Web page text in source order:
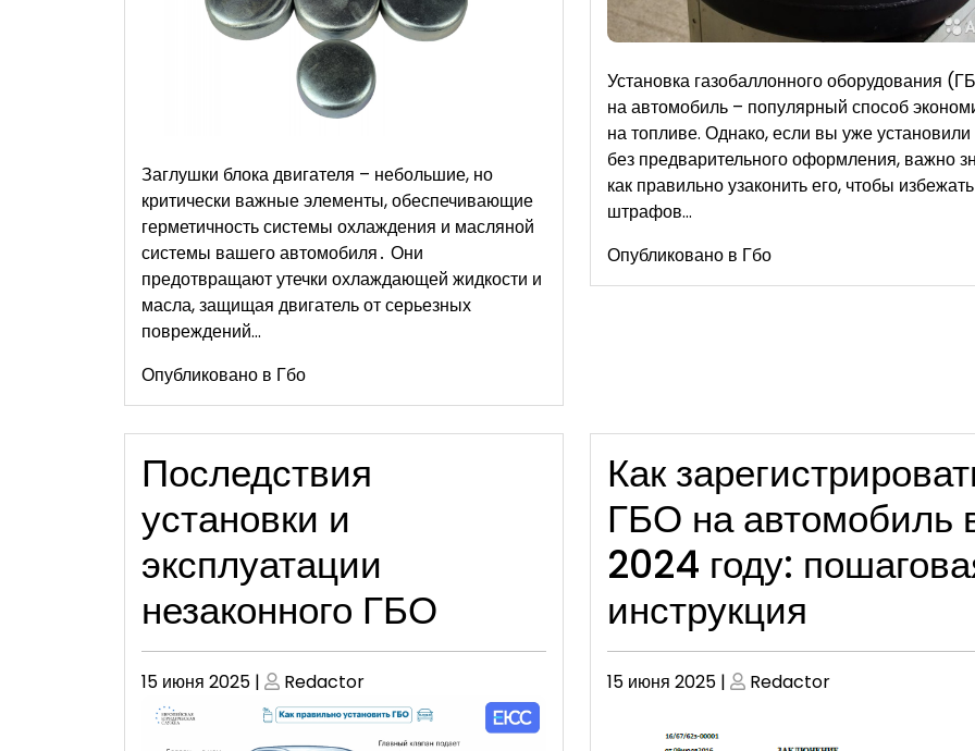
Заглушки блока двигателя – небольшие, но
критически важные элементы, обеспечивающие
герметичность системы охлаждения и масляной
системы вашего автомобиля․ Они
предотвращают утечки охлаждающей жидкости и
масла, защищая двигатель от серьезных
повреждений…
Опубликовано в Гбо
Установка газобаллонного оборудования
на автомобиль – популярный способ
на топливе. Однако, если вы уже
без предварительного оформления, важно
как правильно узаконить его, чтобы избежать
штрафов…
Опубликовано в Гбо
Последствия
установки и
эксплуатации
незаконного ГБО
Опубликовано
15 июня 2025 | Опубликовано
Redactor
Как
ГБО на автомобиль
2024 году:
инструкция
Опубликовано
15 июня 2025| Опубликовано
Redactor